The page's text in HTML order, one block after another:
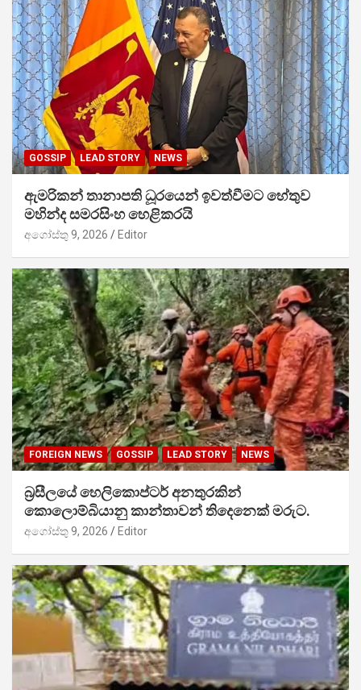
GOSSIP LEAD STORY NEWS
ඇමරිකන් තානාපති ධූරයෙන් ඉවත්වීමට හේතුව
මහින්ද සමරසිංහ හෙළිකරයි
අගෝස්තු 9, 2026 Editor
FOREIGN NEWS GOSSIP LEAD STORY NEWS
බ්‍රසීලයේ හෙලිකොප්ටර් අනතුරකින්
කොලොම්බියානු කාන්තාවන් තිදෙනෙක් මරුට.
අගෝස්තු 9, 2026 Editor